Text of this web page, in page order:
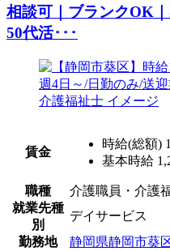
相談可｜ブランクOK
50代活･･･
賃金
時給(総額)
基本時給
職種
介護職員・介護
就業先種
別
デイサービス
勤務地
静岡県静岡市葵